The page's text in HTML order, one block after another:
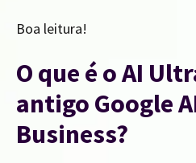
Boa leitura!
O que é o AI
antigo Google
Business?